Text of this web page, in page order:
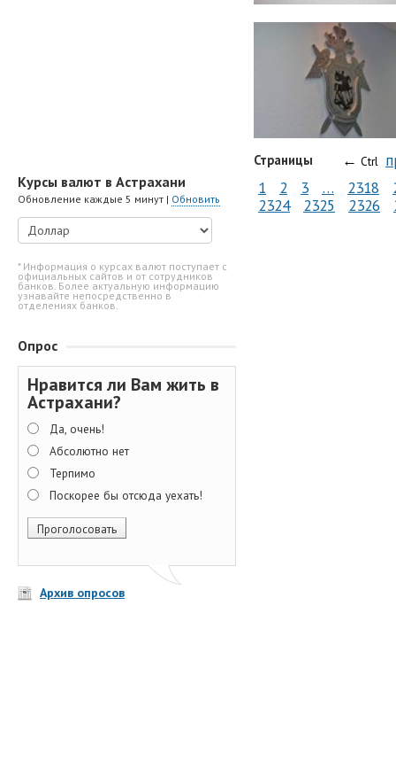
Курсы валют в Астрахани
Обновление каждые 5 минут | Обновить
* Информация о курсах валют поступает с
официальных сайтов и от сотрудников
банков. Более актуальную информацию
узнавайте непосредственно в
отделениях банков.
Опрос
Нравится ли Вам жить в
Астрахани?
Да, очень!
Абсолютно нет
Терпимо
Поскорее бы отсюда уехать!
Архив опросов
Страницы ← Ctrl
1
2 3 … 2318
2324
2325 2326